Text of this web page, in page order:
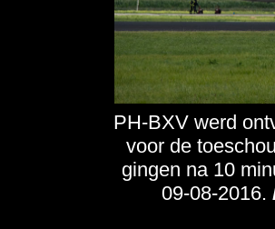
PH-BXV werd
voor de
gingen na 10
09-08-2016.